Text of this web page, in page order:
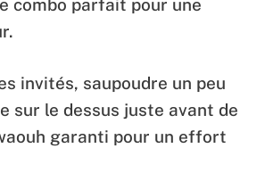
combo parfait pour une
invités, saupoudre un peu
sur le dessus juste avant de
garanti pour un effort